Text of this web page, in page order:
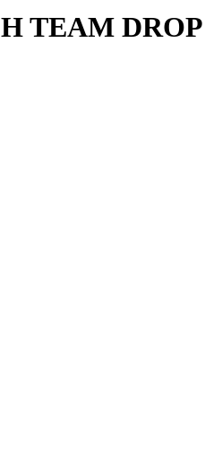
DROP